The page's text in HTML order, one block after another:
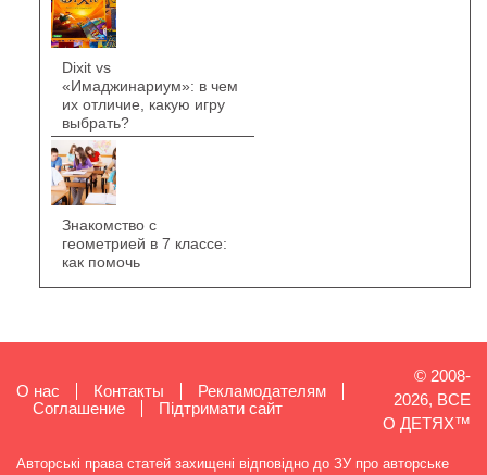
Dixit vs
«Имаджинариум»: в чем
их отличие, какую игру
выбрать?
Знакомство с
геометрией в 7 классе:
как помочь
О нас Контакты
Рекламодателям
Cоглашение
Підтримати сайт
© 2008-
2026, ВСЕ
О ДЕТЯХ™
Авторські права статей захищені відповідно до ЗУ про авторське